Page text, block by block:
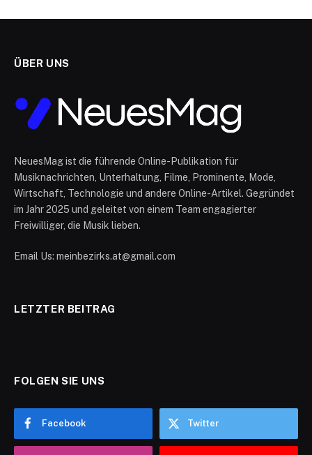
ÜBER UNS
NeuesMag ist die führende Online-Publikation für
Musiknachrichten, Unterhaltung, Filme, Prominente, Mode,
Wirtschaft, Technologie und andere Online-Artikel. Gegründet
im Jahr 2025 und geleitet von einem Team engagierter
Freiwilliger, die Musik lieben.
Email Us: meinbezirks.at@gmail.com
LETZTER BEITRAG
FOLGEN SIE UNS
Facebook Twitter